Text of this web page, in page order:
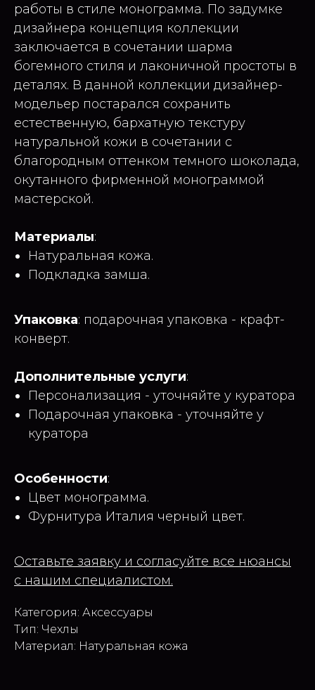
работы в стиле монограмма. По задумке
дизайнера концепция коллекции
заключается в сочетании шарма
богемного стиля и лаконичной простоты в
деталях. В данной коллекции дизайнер-
модельер постарался сохранить
естественную, бархатную текстуру
натуральной кожи в сочетании с
благородным оттенком темного шоколада,
окутанного фирменной монограммой
мастерской.
Материалы:
Натуральная кожа.
Подкладка замша.
Упаковка: подарочная упаковка - крафт-
конверт.
Дополнительные услуги:
Персонализация - уточняйте у куратора
Подарочная упаковка - уточняйте у
куратора
Особенности:
Цвет монограмма.
Фурнитура Италия черный цвет.
Оставьте заявку и согласуйте все нюансы
с нашим специалистом.
Категория: Аксессуары
Тип: Чехлы
Материал: Натуральная кожа